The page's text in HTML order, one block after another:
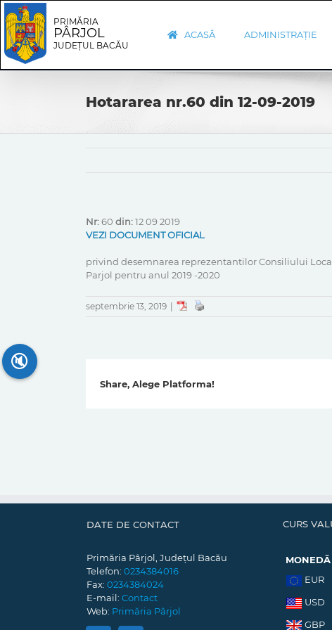
Skip
to
content
Skip
Navigation
PRIMĂRIA
PÂRJOL
JUDEȚUL BACĂU
ACASĂ ADMINISTRAȚIE
Hotararea nr.60 din 12-09-2019
Nr:60 din:12 09 2019
VEZI DOCUMENT OFICIAL
privind desemnarea reprezentantilor Consiliului
Parjol pentru anul 2019 -2020
septembrie 13, 2019
Share, Alege Platforma!
DATE DE CONTACT
Primăria Pârjol, Județul Bacău
Telefon: 0234384016
Fax: 0234384024
E-mail: Contact
Web: Primăria Pârjol
CURS
MONEDĂ
EUR
USD
GBP
🔇